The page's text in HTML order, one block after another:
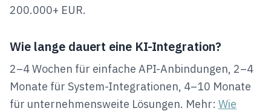
200.000+ EUR.
Wie lange dauert eine KI-Integration?
2–4 Wochen für einfache API-Anbindungen, 2–4
Monate für System-Integrationen, 4–10 Monate
für unternehmensweite Lösungen. Mehr: Wie